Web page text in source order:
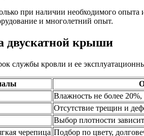
при наличии необходимого
и многолетний опыт.
двускатной крыши
службы кровли и ее
Влажность не более 20%,
Отсутствие трещин и
Выбор плотности
черепица Подбор по цвету,